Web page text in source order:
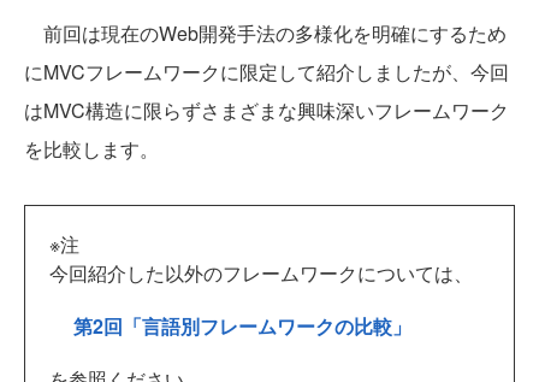
前回は現在のWeb開発手法の多様化を明確にするため
にMVCフレームワークに限定して紹介しましたが、今回
はMVC構造に限らずさまざまな興味深いフレームワーク
を比較します。
※注
今回紹介した以外のフレームワークについては、
第2回「言語別フレームワークの比較」